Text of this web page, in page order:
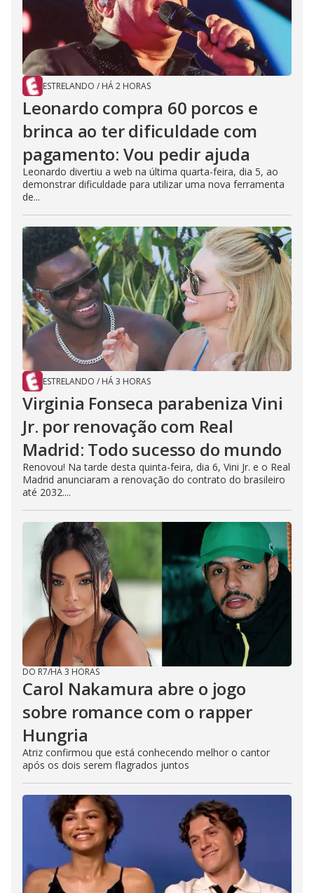
ESTRELANDO / HÁ 2 HORAS
Leonardo compra 60 porcos e
brinca ao ter dificuldade com
pagamento: Vou pedir ajuda
Leonardo divertiu a web na última quarta-feira, dia 5, ao
demonstrar dificuldade para utilizar uma nova ferramenta
de...
ESTRELANDO / HÁ 3 HORAS
Virginia Fonseca parabeniza Vini
Jr. por renovação com Real
Madrid: Todo sucesso do mundo
Renovou! Na tarde desta quinta-feira, dia 6, Vini Jr. e o Real
Madrid anunciaram a renovação do contrato do brasileiro
até 2032....
DO R7/HÁ 3 HORAS
Carol Nakamura abre o jogo
sobre romance com o rapper
Hungria
Atriz confirmou que está conhecendo melhor o cantor
após os dois serem flagrados juntos